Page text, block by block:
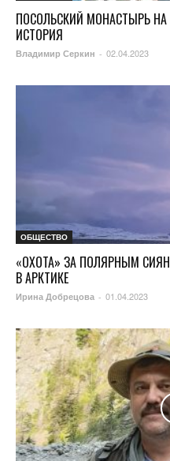
ПОСОЛЬСКИЙ МОНАСТЫРЬ НА
ИСТОРИЯ
Владимир Серкин - 02.04.2023
ОБЩЕСТВО
«ОХОТА» ЗА ПОЛЯРНЫМ
В АРКТИКЕ
Ирина Добрецова - 01.04.2023